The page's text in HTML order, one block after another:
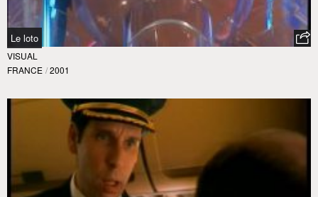
Le loto
VISUAL
FRANCE / 2001